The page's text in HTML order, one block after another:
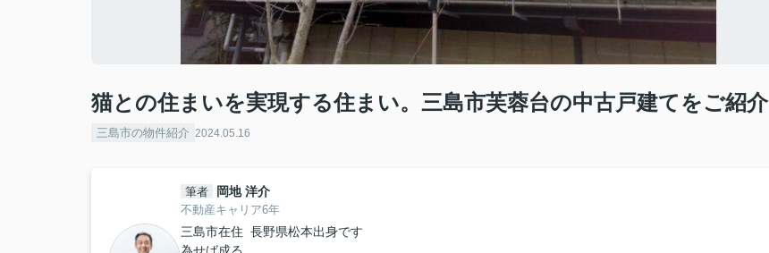
猫との住まいを実現する住まい。三島市芙蓉台の中古戸建てをご紹介
三島市の物件紹介 2024.05.16
筆者 岡地 洋介
不動産キャリア6年
三島市在住 長野県松本出身です